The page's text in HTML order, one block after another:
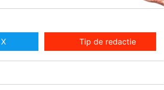
Tip de redactie